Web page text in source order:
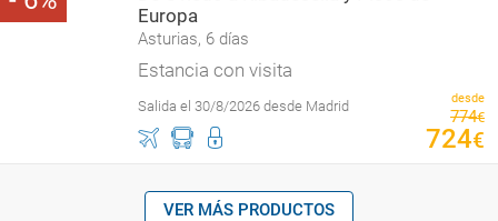
Europa
Asturias, 6 días
Estancia con visita
Salida el 30/8/2026 desde Madrid desde
774€
724€
VER MÁS PRODUCTOS